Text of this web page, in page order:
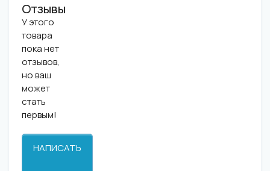
Отзывы
У этого
товара
пока нет
отзывов,
но ваш
может
стать
первым!
НАПИСАТЬ